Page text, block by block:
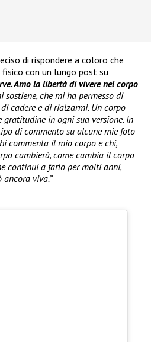
di rispondere a coloro che
con un lungo post su
Amo la libertà di vivere nel corpo
sostiene, che mi ha permesso di
cadere e di rialzarmi. Un corpo
gratitudine in ogni sua versione. In
di commento su alcune mie foto
commenta il mio corpo e chi,
cambierà, come cambia il corpo
continui a farlo per molti anni,
ancora viva.”